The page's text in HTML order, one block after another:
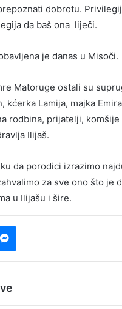
dobrotu.
da baš ona liječi.
je danas u Misoči.
Matoruge ostali su
kćerka Lamija, majka
rodbina, prijatelji, komšije
Ilijaš.
da porodici izrazimo
za sve ono što je
u Ilijašu i šire.